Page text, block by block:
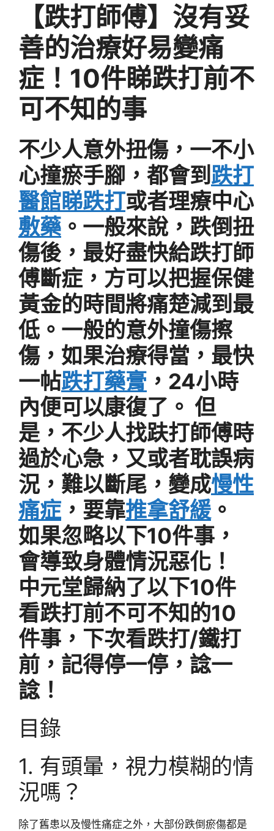
【跌打師傅】沒有妥
善的治療好易變痛
症！10件睇跌打前不
可不知的事
不少人意外扭傷，一不小
心撞瘀手腳，都會到跌打
醫館睇跌打或者理療中心
敷藥 。一般來說，跌倒扭
傷後，最好盡快給跌打師
傅斷症，方可以把握保健
黃金的時間將痛楚減到最
低。一般的意外撞傷擦
傷，如果治療得當，最快
一帖跌打藥膏 ，24小時
內便可以康復了。 但
是，不少人找趺打師傅時
過於心急，又或者耽誤病
況，難以斷尾，變成慢性
痛症 ，要靠推拿舒緩 。
如果忽略以下10件事，
會導致身體情況惡化！
中元堂歸納了以下10件
看跌打前不可不知的10
件事，下次看跌打/鐵打
前，記得停一停，諗一
諗！
目錄
1. 有頭暈，視力模糊的情
況嗎？
除了舊患以及慢性痛症之外，大部份跌倒瘀傷都是